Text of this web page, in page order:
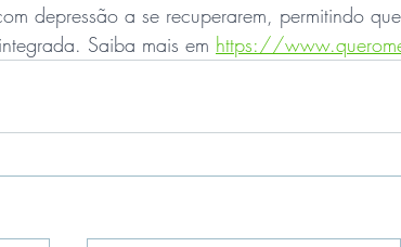
depressão a se recuperarem, permitindo
Saiba mais em https://